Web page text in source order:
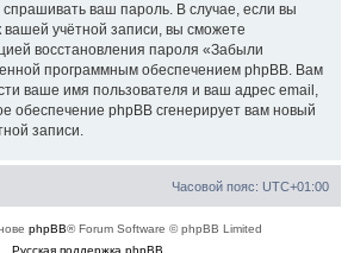
ваш пароль. В случае, если вы
вашей учётной записи, вы сможете
восстановления пароля «Забыли
программным обеспечением phpBB. Вам
ваше имя пользователя и ваш адрес email,
обеспечение phpBB сгенерирует вам новый
записи.
Часовой пояс: UTC+01:00
phpBB® Forum Software © phpBB Limited
Русская поддержка phpBB